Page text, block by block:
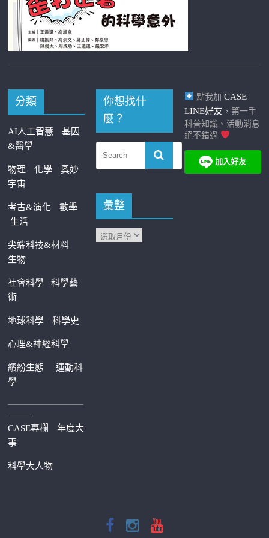
分類
AI人工智慧
基因
&醫學
物理 化學
奧妙
宇宙
考古&演化
數學
生活
尖端科技&材料
生物
社會科學科學藝
術
地球科學 科學史
心理&神經科學
繽紛生態運動科
學
—————————
———
CASE專欄
年度大
事
科學大人物
你想找什
麼？
彙整
點我加 CASE
LINE好友 ，第一手
科普知識、活動消息
絕不錯過